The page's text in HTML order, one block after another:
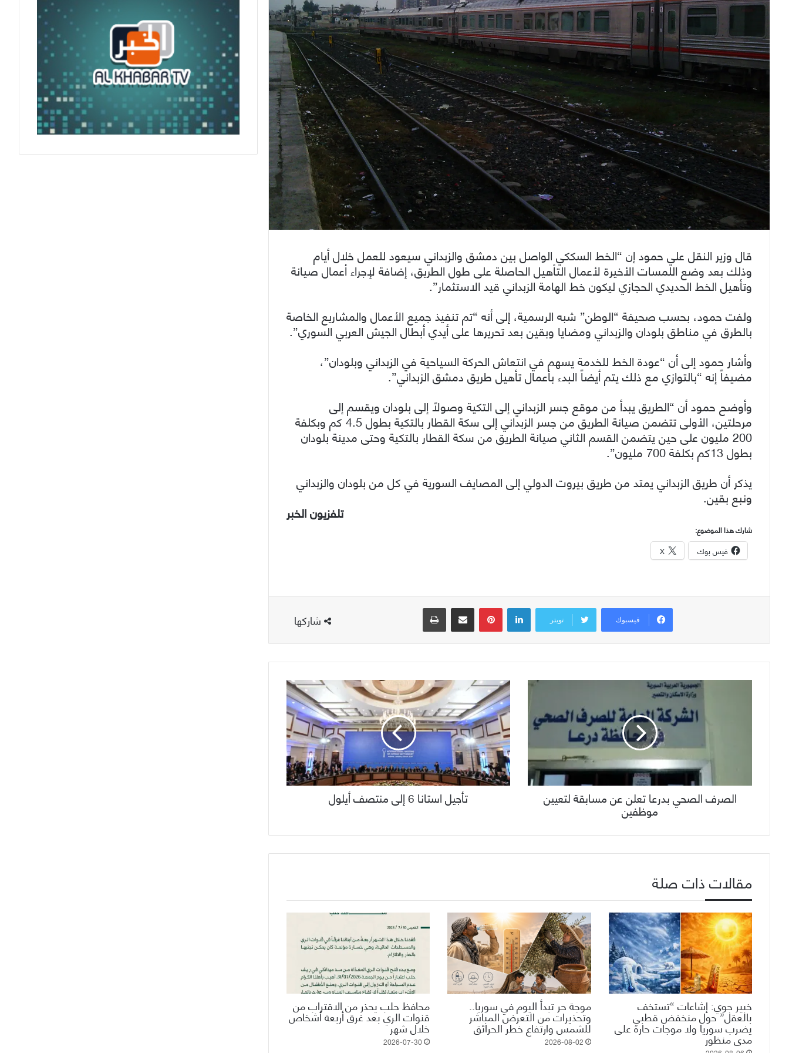
قال وزير النقل علي حمود إن “الخط السككي الواصل بين دمشق والزبداني سيعود للعمل خلال أيام
وذلك بعد وضع اللمسات الأخيرة لأعمال التأهيل الحاصلة على طول الطريق، إضافة لإجراء أعمال صيانة
وتأهيل الخط الحديدي الحجازي ليكون خط الهامة الزبداني قيد الاستثمار”.
ولفت حمود، بحسب صحيفة “الوطن” شبه الرسمية، إلى أنه “تم تنفيذ جميع اﻷعمال والمشاريع الخاصة
بالطرق في مناطق بلودان والزبداني ومضايا وبقين بعد تحريرها على أيدي أبطال الجيش العربي السوري”.
وأشار حمود إلى أن “عودة الخط للخدمة يسهم في انتعاش الحركة السياحية في الزبداني وبلودان”،
مضيفاً إنه “بالتوازي مع ذلك يتم أيضاً البدء بأعمال تأهيل طريق دمشق الزبداني”.
وأوضح حمود أن “الطريق يبدأ من موقع جسر الزبداني إلى التكية وصولاً إلى بلودان ويقسم إلى
مرحلتين، الأولى تتضمن صيانة الطريق من جسر الزبداني إلى سكة القطار بالتكية بطول 4.5 كم وبكلفة
200 مليون على حين يتضمن القسم الثاني صيانة الطريق من سكة القطار بالتكية وحتى مدينة بلودان
بطول 13كم بكلفة 700 مليون”.
يذكر أن طريق الزبداني يمتد من طريق بيروت الدولي إلى المصايف السورية في كل من بلودان والزبداني
ونبع بقين.
تلفزيون الخبر
شارك هذا الموضوع:
فيس بوك X
شاركها فيسبوك تويتر
لينكدإن بينتيريست مشاركة عبر البريد طباعة
الصرف الصحي بدرعا تعلن عن مسابقة لتعيين
موظفين
تأجيل استانا 6 إلى منتصف أيلول
مقالات ذات صلة
خبير جوي: إشاعات “تستخف
بالعقل” حول منخفض قطبي
يضرب سوريا ولا موجات حارة على
مدى منظور
موجة حر تبدأ اليوم في سوريا..
وتحذيرات من التعرض المباشر
للشمس وارتفاع خطر الحرائق
2026-08-02
محافظ حلب يحذر من الاقتراب من
قنوات الري بعد غرق أربعة أشخاص
خلال شهر
2026-07-30